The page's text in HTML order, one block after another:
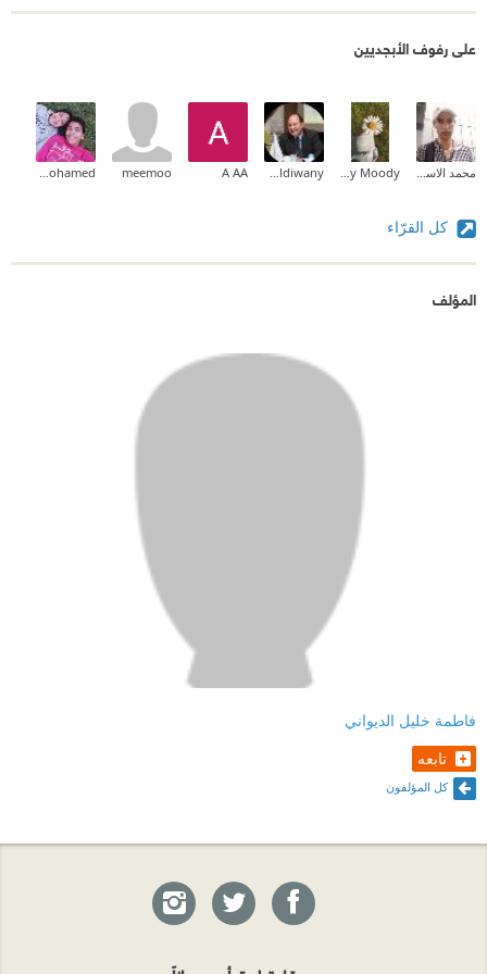
على رفوف الأبجديين
A AA
meemoo
كل القرّاء
المؤلف
فاطمة خليل الديواني
تابعه
كل المؤلفون